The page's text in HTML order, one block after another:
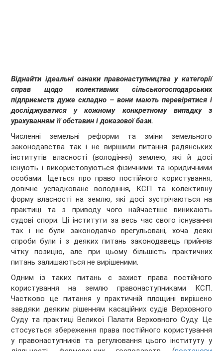
Віднайти ідеальні ознаки правонаступництва у категорії
справ щодо колективних сільськогосподарських
підприємств дуже складно – вони мають перевірятися і
досліджуватися у кожному конкретному випадку з
урахуванням її обставин і доказової бази.
Численні земельні реформи та зміни земельного
законодавства так і не вирішили питання радянських
інститутів власності (володіння) землею, які й досі
існують і використовуються фізичними та юридичними
особами. Ідеться про право постійного користування,
довічне успадковане володіння, КСП та колективну
форму власності на землю, які досі зустрічаються на
практиці та з приводу чого найчастіше виникають
судові спори. Ці інститути за весь час свого існування
так і не були законодавчо врегульовані, хоча деякі
спроби були і з деяких питань законодавець прийняв
чітку позицію, але при цьому більшість практичних
питань залишаються не вирішеними.
Одним із таких питань є захист права постійного
користування на землю правонаступниками КСП.
Частково це питання у практичній площині вирішено
завдяки деяким рішенням касаційних судів Верховного
Суду та практиці Великої Палати Верховного Суду. Це
стосується збереження права постійного користування
у правонаступників та регулювання цього інституту у